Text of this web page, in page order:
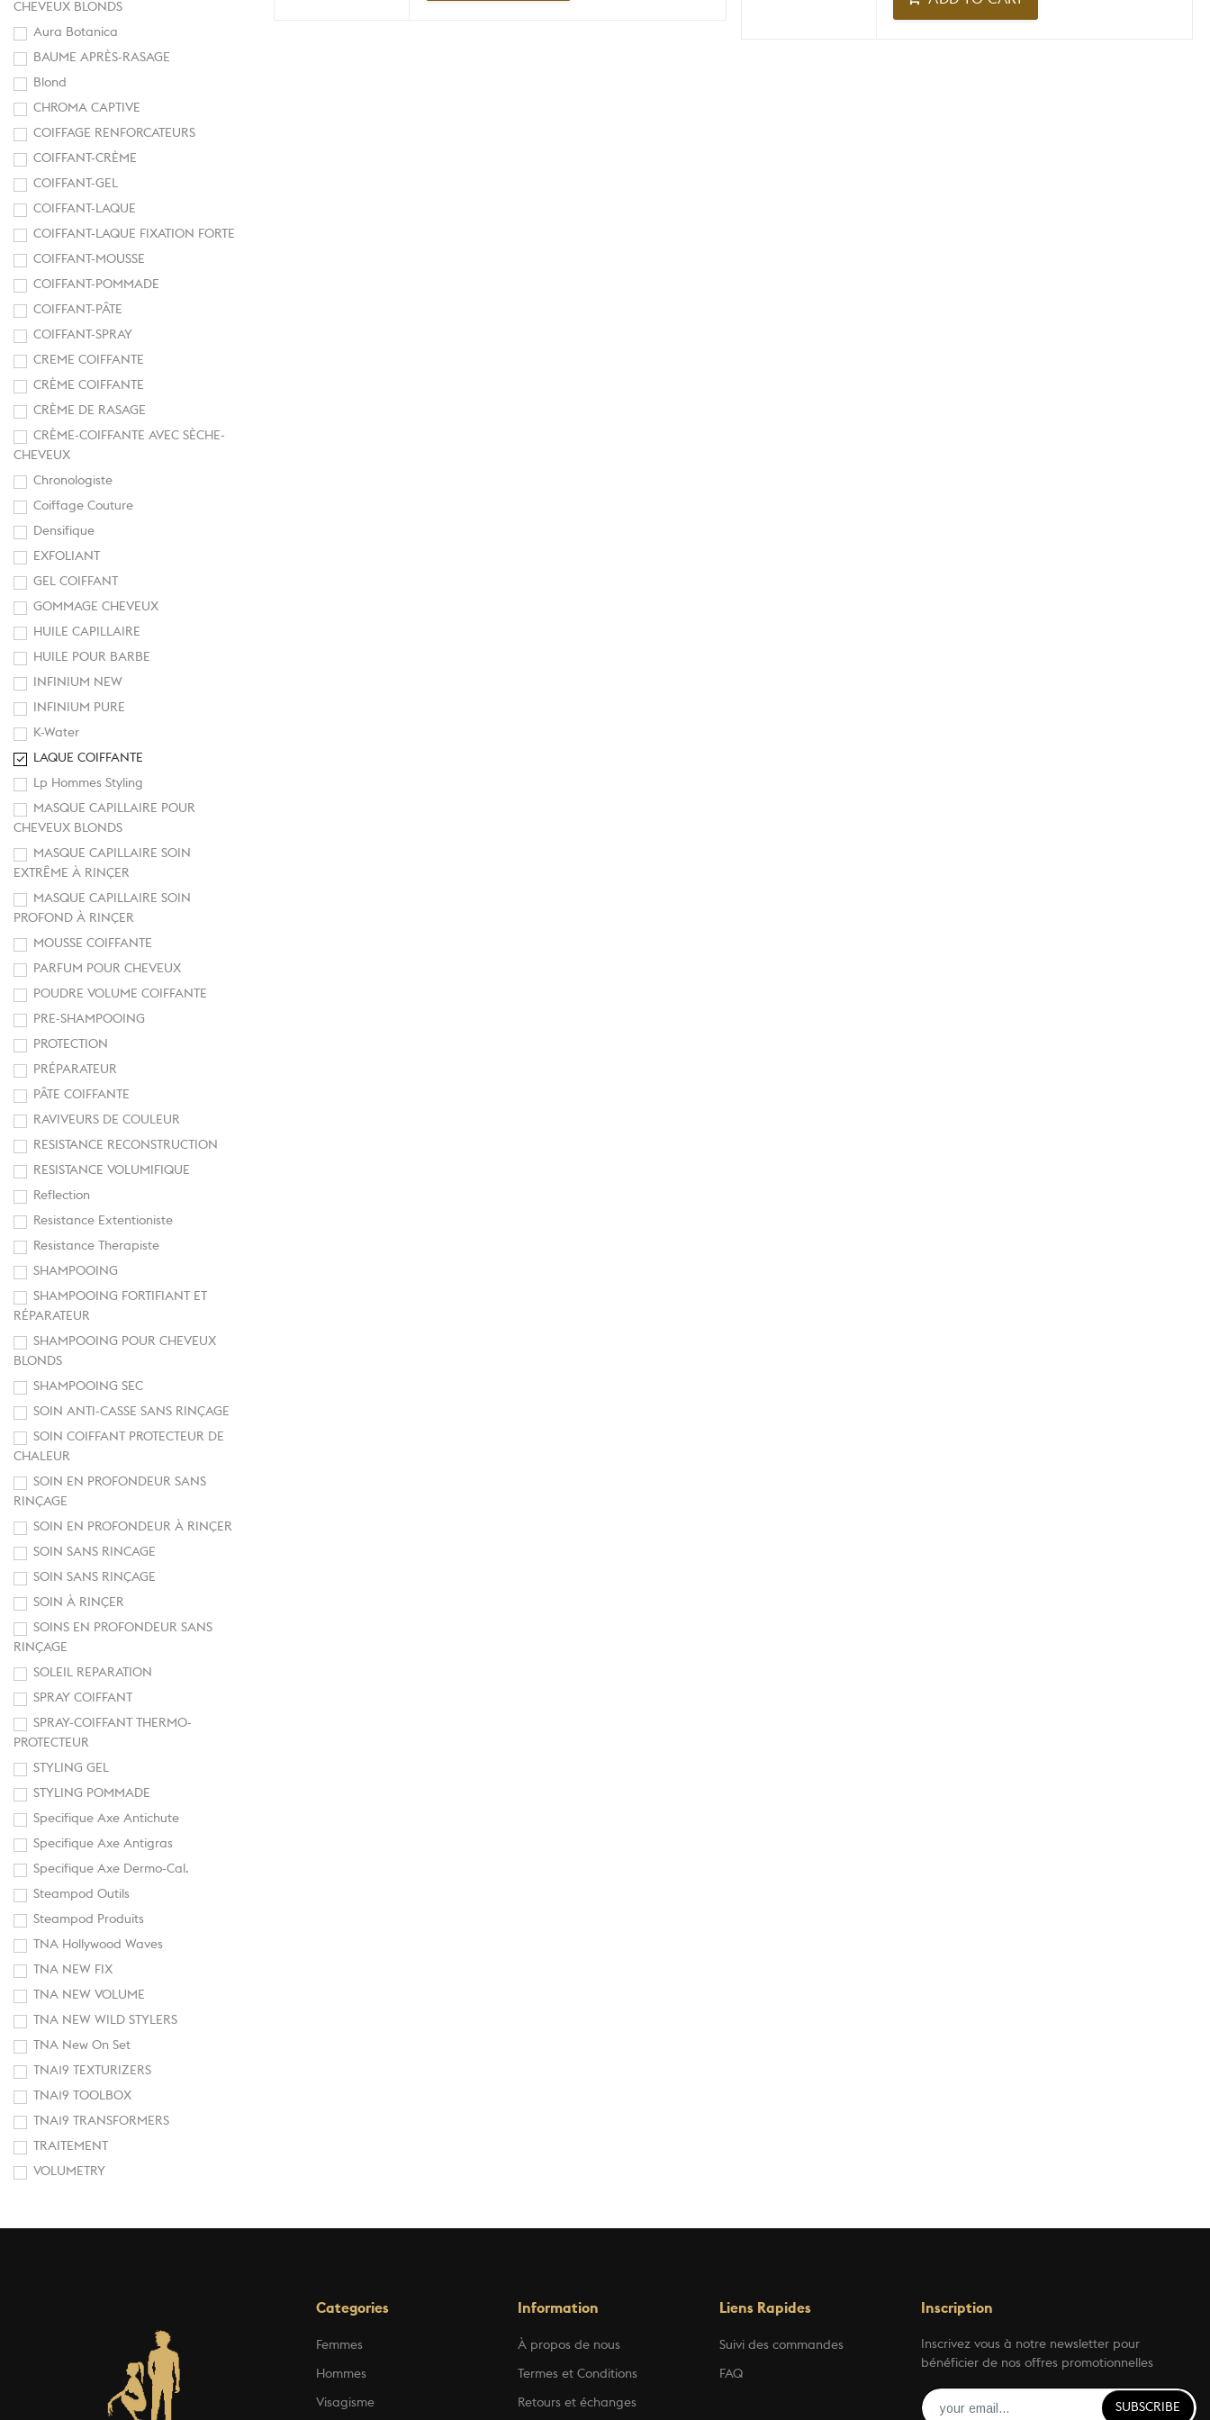
CHEVEUX BLONDS
Aura Botanica
BAUME APRÈS-RASAGE
Blond
CHROMA CAPTIVE
COIFFAGE RENFORCATEURS
COIFFANT-CRÈME
COIFFANT-GEL
COIFFANT-LAQUE
COIFFANT-LAQUE FIXATION FORTE
COIFFANT-MOUSSE
COIFFANT-POMMADE
COIFFANT-PÂTE
COIFFANT-SPRAY
CREME COIFFANTE
CRÈME COIFFANTE
CRÈME DE RASAGE
CRÈME-COIFFANTE AVEC SÈCHE-
CHEVEUX
Chronologiste
Coiffage Couture
Densifique
EXFOLIANT
GEL COIFFANT
GOMMAGE CHEVEUX
HUILE CAPILLAIRE
HUILE POUR BARBE
INFINIUM NEW
INFINIUM PURE
K-Water
LAQUE COIFFANTE
Lp Hommes Styling
MASQUE CAPILLAIRE POUR
CHEVEUX BLONDS
MASQUE CAPILLAIRE SOIN
EXTRÊME À RINÇER
MASQUE CAPILLAIRE SOIN
PROFOND À RINÇER
MOUSSE COIFFANTE
PARFUM POUR CHEVEUX
POUDRE VOLUME COIFFANTE
PRE-SHAMPOOING
PROTECTION
PRÉPARATEUR
PÂTE COIFFANTE
RAVIVEURS DE COULEUR
RESISTANCE RECONSTRUCTION
RESISTANCE VOLUMIFIQUE
Reflection
Resistance Extentioniste
Resistance Therapiste
SHAMPOOING
SHAMPOOING FORTIFIANT ET
RÉPARATEUR
SHAMPOOING POUR CHEVEUX
BLONDS
SHAMPOOING SEC
SOIN ANTI-CASSE SANS RINÇAGE
SOIN COIFFANT PROTECTEUR DE
CHALEUR
SOIN EN PROFONDEUR SANS
RINÇAGE
SOIN EN PROFONDEUR À RINÇER
SOIN SANS RINCAGE
SOIN SANS RINÇAGE
SOIN À RINÇER
SOINS EN PROFONDEUR SANS
RINÇAGE
SOLEIL REPARATION
SPRAY COIFFANT
SPRAY-COIFFANT THERMO-
PROTECTEUR
STYLING GEL
STYLING POMMADE
Specifique Axe Antichute
Specifique Axe Antigras
Specifique Axe Dermo-Cal.
Steampod Outils
Steampod Produits
TNA Hollywood Waves
TNA NEW FIX
TNA NEW VOLUME
TNA NEW WILD STYLERS
TNA New On Set
TNA19 TEXTURIZERS
TNA19 TOOLBOX
TNA19 TRANSFORMERS
TRAITEMENT
VOLUMETRY
Categories
Femmes
Hommes
Visagisme
Information
À propos de nous
Termes et Conditions
Retours et échanges
Liens Rapides
Suivi des commandes
FAQ
Inscription
Inscrivez vous à notre newsletter pour
bénéficier de nos offres promotionnelles
SUBSCRIBE